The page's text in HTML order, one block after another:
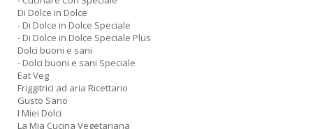
Di Dolce in Dolce
- Di Dolce in Dolce Speciale
- Di Dolce in Dolce Speciale Plus
Dolci buoni e sani
- Dolci buoni e sani Speciale
Eat Veg
Friggitrici ad aria Ricettario
Gusto Sano
I Miei Dolci
La Mia Cucina Vegetariana